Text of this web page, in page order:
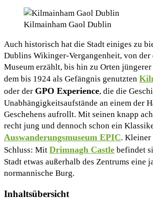
Kilmainham Gaol Dublin
Auch historisch hat die Stadt einiges zu
Dublins Wikinger-Vergangenheit, von der
Museum erzählt, bis hin zu Orten
dem bis 1924 als Gefängnis genutzten
oder der GPO Experience, die die
Unabhängigkeitsaufstände an einem der
Geschehens aufrollt. Mit seinen knapp
recht jung und dennoch schon ein
Auswanderungsmuseum EPIC. Kleiner
Schluss: Mit Drimnagh Castle befindet
Stadt etwas außerhalb des Zentrums eine
normannische Burg.
Inhaltsübersicht